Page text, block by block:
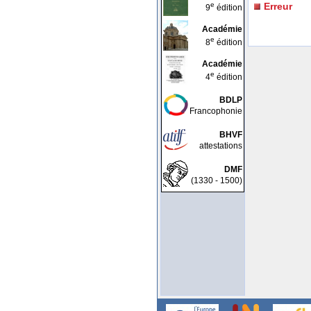
9e édition
Académie
8e édition
Académie
4e édition
BDLP
Francophonie
BHVF
attestations
DMF
(1330 - 1500)
Erreur